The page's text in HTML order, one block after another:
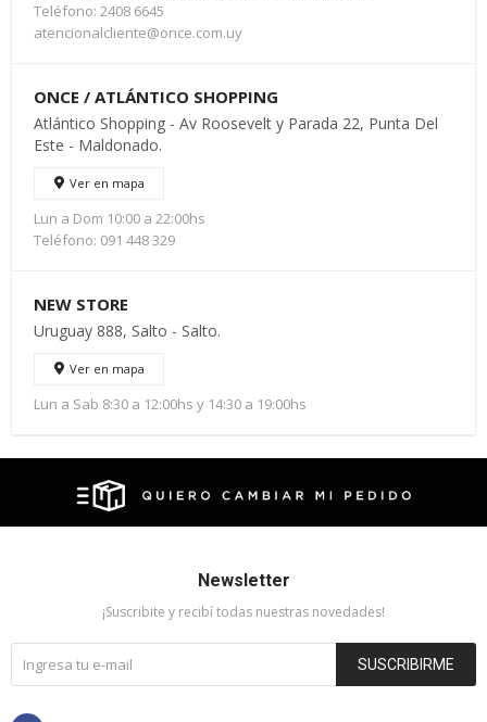
Teléfono: 2408 6645
atencionalcliente@once.com.uy
ONCE / ATLÁNTICO SHOPPING
Atlántico Shopping - Av Roosevelt y Parada 22, Punta Del
Este - Maldonado.
Ver en mapa
Lun a Dom 10:00 a 22:00hs
Teléfono: 091 448 329
NEW STORE
Uruguay 888, Salto - Salto.
Ver en mapa
Lun a Sab 8:30 a 12:00hs y 14:30 a 19:00hs
Newsletter
¡Suscribite y recibí todas nuestras novedades!
SUSCRIBIRME